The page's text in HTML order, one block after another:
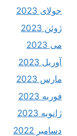
جولای 2023
ژوئن 2023
می 2023
آوریل 2023
مارس 2023
فوریه 2023
ژانویه 2023
دسامبر 2022